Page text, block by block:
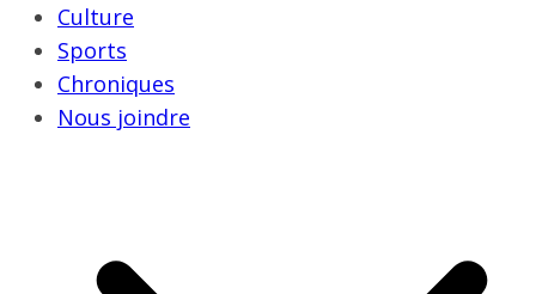
Culture
Sports
Chroniques
Nous joindre